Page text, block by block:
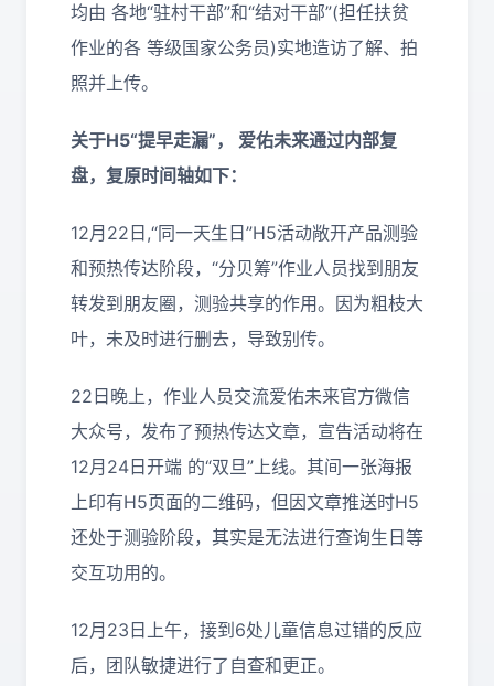
均由 各地“驻村干部”和“结对干部”(担任扶贫
作业的各 等级国家公务员)实地造访了解、拍
照并上传。
关于H5“提早走漏”， 爱佑未来通过内部复
盘，复原时间轴如下：
12月22日,“同一天生日”H5活动敞开产品测验
和预热传达阶段，“分贝筹”作业人员找到朋友
转发到朋友圈，测验共享的作用。因为粗枝大
叶，未及时进行删去，导致别传。
22日晚上，作业人员交流爱佑未来官方微信
大众号，发布了预热传达文章，宣告活动将在
12月24日开端 的“双旦”上线。其间一张海报
上印有H5页面的二维码，但因文章推送时H5
还处于测验阶段，其实是无法进行查询生日等
交互功用的。
12月23日上午，接到6处儿童信息过错的反应
后，团队敏捷进行了自查和更正。